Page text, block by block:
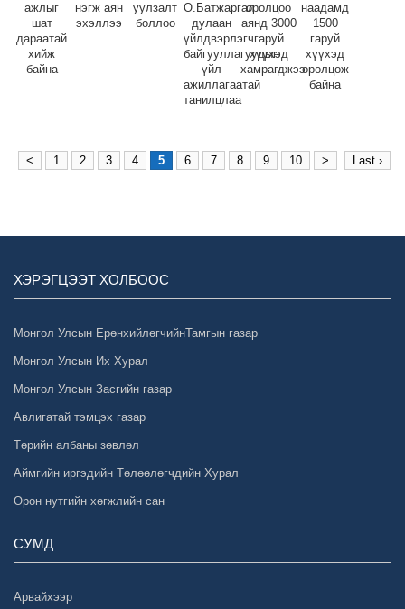
ажлыг
шат
дараатай
хийж
байна
нэгж аян
эхэллээ
уулзалт
боллоо
О.Батжаргал
дулаан
үйлдвэрлэгч
байгууллагуудын
үйл
ажиллагаатай
танилцлаа
оролцоо
аянд 3000
гаруй
хүүхэд
хамрагджээ
наадамд
1500
гаруй
хүүхэд
оролцож
байна
< 1 2 3 4 5 6 7 8 9 10 > Last ›
ХЭРЭГЦЭЭТ ХОЛБООС
Монгол Улсын ЕрөнхийлөгчийнТамгын газар
Монгол Улсын Их Хурал
Монгол Улсын Засгийн газар
Авлигатай тэмцэх газар
Төрийн албаны зөвлөл
Аймгийн иргэдийн Төлөөлөгчдийн Хурал
Орон нутгийн хөгжлийн сан
СУМД
Арвайхээр